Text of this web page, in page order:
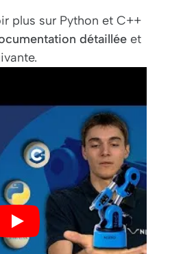
plus sur Python et C++
détaillée et